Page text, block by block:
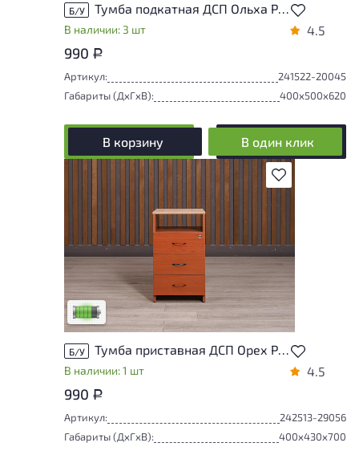
Б/У Тумба подкатная ДСП Ольха Россия
В наличии: 3 шт 4.5
990 Р
Артикул:
241522-20045
Габариты (ДxГxВ):
400x500x620
В корзину В один клик
В избранное
У товара присутствуют незначительные
следы эксплуатации, не влияющие на
удобство его использования
Низкая степень износа
Б/У Тумба приставная ДСП Орех Россия
В наличии: 1 шт 4.5
990 Р
Артикул:
242513-29056
Габариты (ДxГxВ):
400x430x700